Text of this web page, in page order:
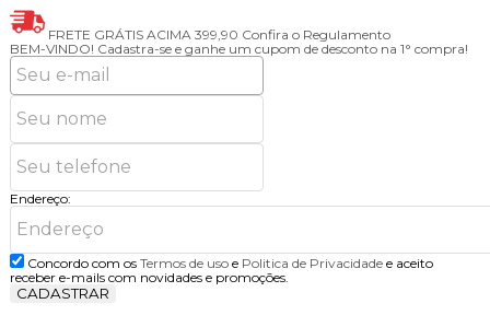
FRETE GRÁTIS ACIMA 399,90 Confira o Regulamento
BEM-VINDO! Cadastra-se e ganhe um cupom de desconto na 1° compra!
Endereço:
Concordo com os Termos de usoe Politica de Privacidadee aceito
receber e-mails com novidades e promoções.
CADASTRAR